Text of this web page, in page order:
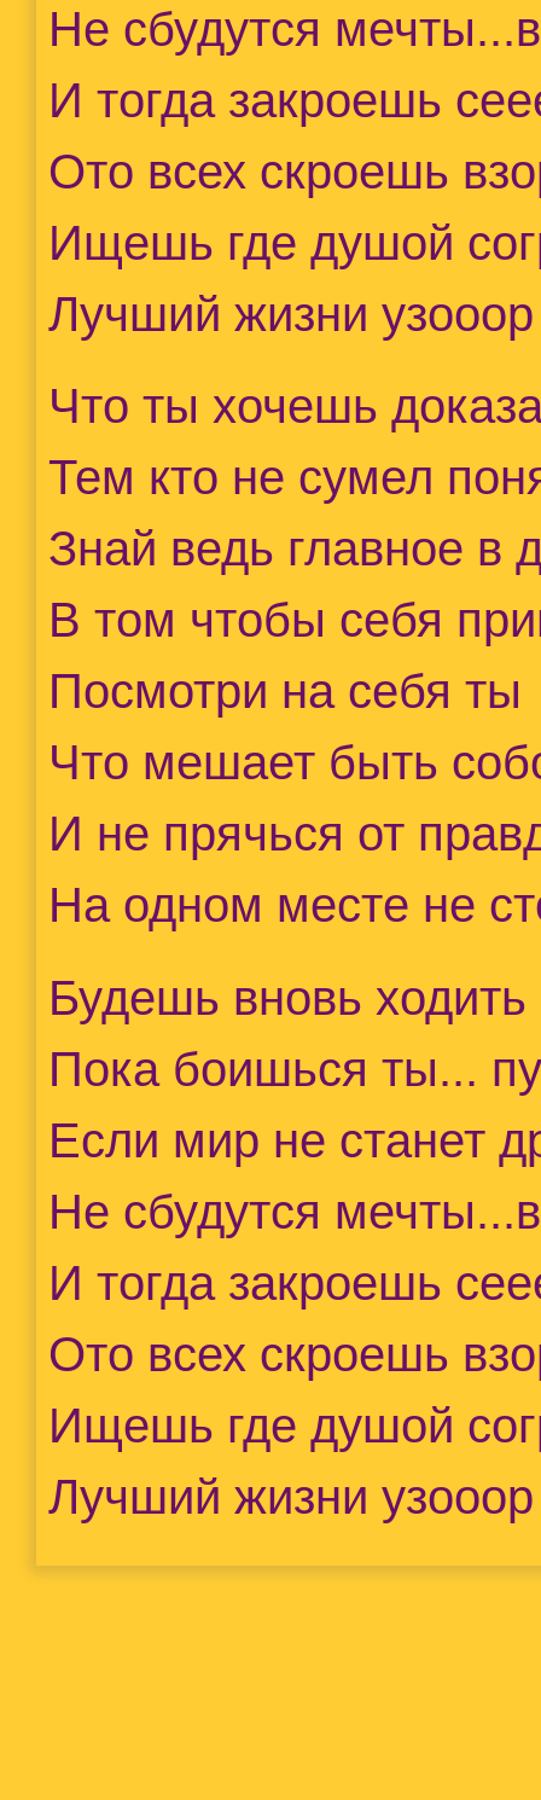
Не сбудутся
И тогда закроешь
Ото всех скроешь
Ищешь где душой
Лучший жизни узооор
Что ты хочешь
Тем кто не сумел
Знай ведь главное в
В том чтобы себя
Посмотри на себя ты
Что мешает быть
И не прячься от
На одном месте не
Будешь вновь ходить
Пока боишься ты...
Если мир не станет
Не сбудутся
И тогда закроешь
Ото всех скроешь
Ищешь где душой
Лучший жизни узооор